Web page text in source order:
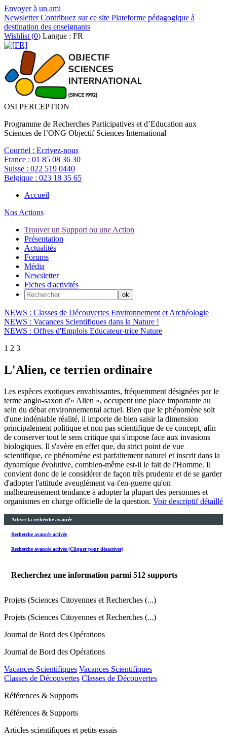
Envoyer à un ami
NewsletterContribuez sur ce site Plateforme pédagogique à
destination des enseignants
Wishlist (0) Langue : FR
OSI PERCEPTION
Programme de Recherches Participatives et d’Education aux
Sciences de l’ONG Objectif Sciences International
Courriel : Ecrivez-nous
France : 01 85 08 36 30
Suisse : 022 519 0440
Belgique : 023 18 35 65
Accueil
Nos Actions
Trouver un Support ou une Action
Présentation
Actualités
Forums
Média
Newsletter
Fiches d'activités
NEWS : Classes de Découvertes Environnement et Archéologie
NEWS : Vacances Scientifiques dans la Nature !
NEWS : Offres d'Emplois Educateur-trice Nature
1 2 3
L'Alien, ce terrien ordinaire
Les espèces exotiques envahissantes, fréquemment désignées par le
terme anglo-saxon d'« Alien », occupent une place importante au
sein du débat environnemental actuel. Bien que le phénomène soit
d'une indéniable réalité, il importe de bien saisir la dimension
principalement politique et non pas scientifique de ce concept, afin
de conserver tout le sens critique qui s'impose face aux invasions
biologiques. Il s'avère en effet que, du strict point de vue
scientifique, ce phénomène est parfaitement naturel et inscrit dans la
dynamique évolutive, combien-même est-il le fait de l'Homme. Il
convient donc de le considérer de façon très prudente et de se garder
d'adopter l'attitude aveuglément va-t'en-guerre qu'on
malheureusement tendance à adopter la plupart des personnes et
organismes en charge officielle de la question. Voir descriptif détaillé
Activer la recherche avancée
Recherche avancée activée
Recherche avancée activée (Cliquer pour désactiver)
Recherchez une information parmi 512 supports
Projets (Sciences Citoyennes et Recherches (...)
Projets (Sciences Citoyennes et Recherches (...)
Journal de Bord des Opérations
Journal de Bord des Opérations
Vacances Scientifiques Vacances Scientifiques
Classes de Découvertes Classes de Découvertes
Références & Supports
Références & Supports
Articles scientifiques et petits essais